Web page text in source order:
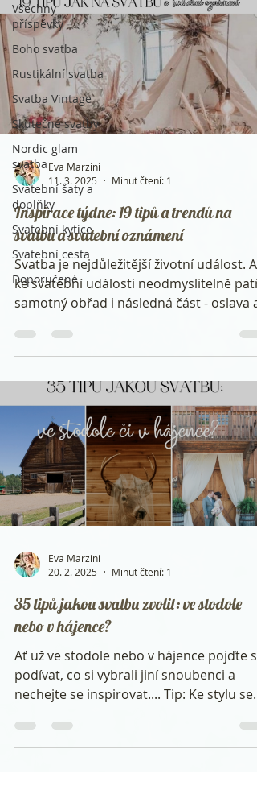
Všechny
příspěvky
Boho svatba
Rustikální svatba
Svatba Vintage
Skutečné svatby
Nordic glam
svatba
Svatební šaty a
doplňky
Svatební kytice
Svatební cesta
Doporučené
Eva Marzini
11. 3. 2025
Minut čtení: 1
Inspirace týdne: 19 tipů a trendů na
svatbu a svatební oznámení
Svatba je nejdůležitější životní událost. A
ke svatební události neodmyslitelně patří
samotný obřad i následná část - oslava a
Eva Marzini
20. 2. 2025
Minut čtení: 1
35 tipů jakou svatbu zvolit: ve stodole
nebo v hájence?
Ať už ve stodole nebo v hájence pojďte se
podívat, co si vybrali jiní snoubenci a
nechejte se inspirovat.... Tip: Ke stylu se